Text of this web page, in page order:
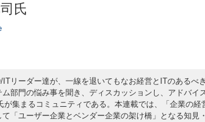
氏
ITリーダー達が、一線を退いてもなお経営とITのあるべ
部門の悩み事を聞き、ディスカッションし、アドバイ
が集まるコミュニティである。本連載では、「企業の経
「ユーザー企業とベンダー企業の架け橋」となる知見